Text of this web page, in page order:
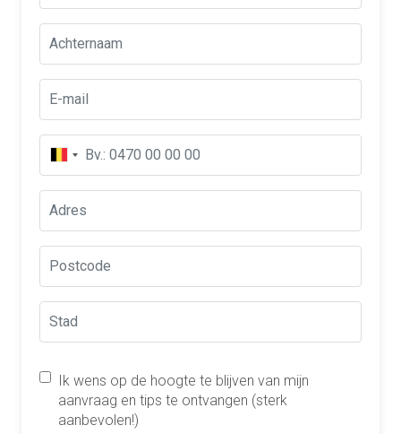
Ik wens op de hoogte te blijven van mijn
aanvraag en tips te ontvangen (sterk
aanbevolen!)